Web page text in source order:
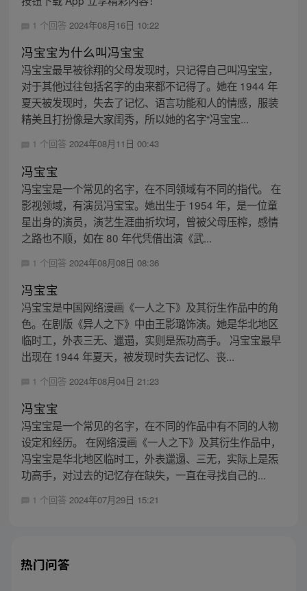
1 个回答 2024年08月16日 10:22
冯宝宝为什么叫冯宝宝
冯宝宝最早被徐翔的父母发现时，只记得自己叫冯宝宝，
对于其他过往包括名字的由来都不记得了。她在 1944 年
夏天被发现时，失去了记忆、语言功能和人的情感，服装
精美且打扮像是大家闺秀，所以她的名字“冯宝宝...
1 个回答 2024年08月11日 00:43
冯宝宝
冯宝宝是一个常见的名字，在不同领域有不同的指代。 在
影视领域，有演员冯宝宝。她出生于 1954 年，是一位童
星出身的演员，演艺生涯曲折坎坷，曾被父母压榨，感情
之路也不顺，如在 80 年代凭借出演《武...
1 个回答 2024年08月08日 08:36
冯宝宝
冯宝宝是中国网络漫画《一人之下》及其衍生作品中的角
色。在剧版《异人之下》中由王影璐饰演。她是华北地区
临时工，外表三无、邋遢，实则是炁功高手。 冯宝宝最早
出现在 1944 年夏天，被发现时失去记忆、丧...
1 个回答 2024年08月04日 21:23
冯宝宝
冯宝宝是一个常见的名字，在不同的作品中有不同的人物
设定和经历。 在网络漫画《一人之下》及其衍生作品中，
冯宝宝是华北地区临时工，外表邋遢、三无，实际上是炁
功高手，对过去的记忆存在缺失，一直在寻找自己的...
1 个回答 2024年07月29日 15:21
热门问答